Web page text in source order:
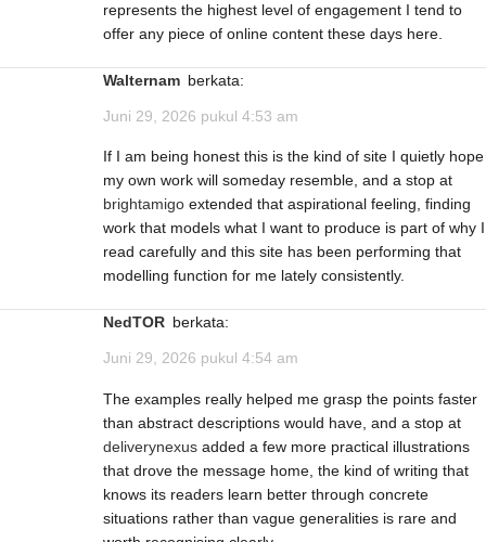
represents the highest level of engagement I tend to
offer any piece of online content these days here.
Walternam berkata:
Juni 29, 2026 pukul 4:53 am
If I am being honest this is the kind of site I quietly hope
my own work will someday resemble, and a stop at
brightamigo extended that aspirational feeling, finding
work that models what I want to produce is part of why I
read carefully and this site has been performing that
modelling function for me lately consistently.
NedTOR berkata:
Juni 29, 2026 pukul 4:54 am
The examples really helped me grasp the points faster
than abstract descriptions would have, and a stop at
deliverynexus added a few more practical illustrations
that drove the message home, the kind of writing that
knows its readers learn better through concrete
situations rather than vague generalities is rare and